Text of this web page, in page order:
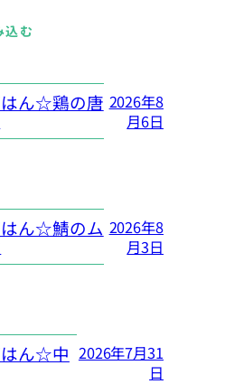
込む
ん☆鶏の唐 2026年8
月6日
ん☆鯖のム 2026年8
月3日
ん☆中 2026年7月31
日